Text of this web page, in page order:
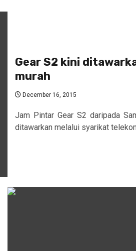
Gear S2 kini
murah
December 16, 2015
Jam Pintar Gear S2 daripada
ditawarkan melalui syarikat